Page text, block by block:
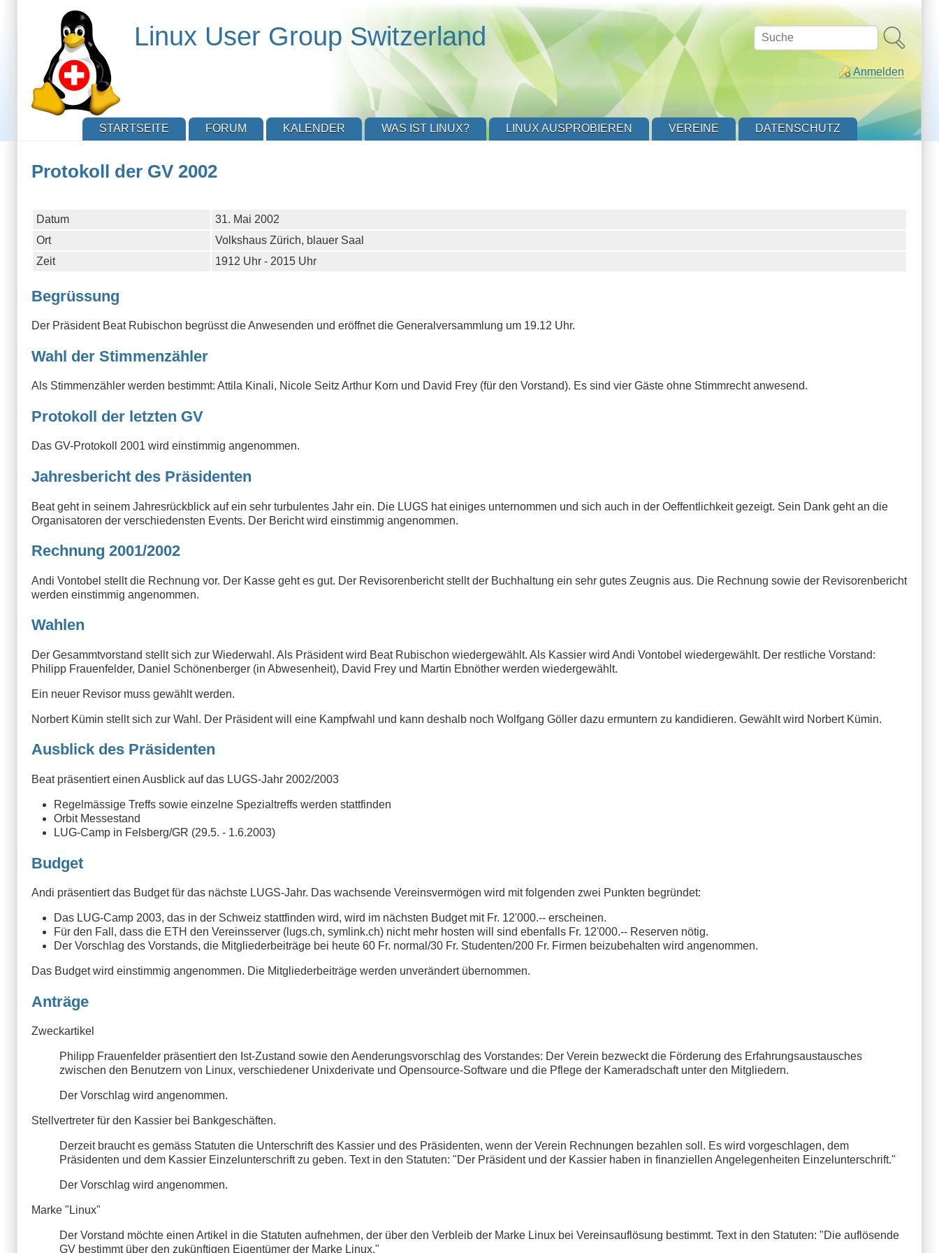
Suche
Anmelden
Linux User Group Switzerland
STARTSEITE FORUM KALENDER WAS IST LINUX? LINUX AUSPROBIEREN VEREINE DATENSCHUTZ
Protokoll der GV 2002
Datum
31. Mai 2002
Ort
Volkshaus Zürich, blauer Saal
Zeit
1912 Uhr - 2015 Uhr
Begrüssung
Der Präsident Beat Rubischon begrüsst die Anwesenden und eröffnet die Generalversammlung um 19.12 Uhr.
Wahl der Stimmenzähler
Als Stimmenzähler werden bestimmt: Attila Kinali, Nicole Seitz Arthur Korn und David Frey (für den Vorstand). Es sind vier Gäste ohne Stimmrecht anwesend.
Protokoll der letzten GV
Das GV-Protokoll 2001 wird einstimmig angenommen.
Jahresbericht des Präsidenten
Beat geht in seinem Jahresrückblick auf ein sehr turbulentes Jahr ein. Die LUGS hat einiges unternommen und sich auch in der Oeffentlichkeit gezeigt. Sein Dank geht an die
Organisatoren der verschiedensten Events. Der Bericht wird einstimmig angenommen.
Rechnung 2001/2002
Andi Vontobel stellt die Rechnung vor. Der Kasse geht es gut. Der Revisorenbericht stellt der Buchhaltung ein sehr gutes Zeugnis aus. Die Rechnung sowie der Revisorenbericht
werden einstimmig angenommen.
Wahlen
Der Gesammtvorstand stellt sich zur Wiederwahl. Als Präsident wird Beat Rubischon wiedergewählt. Als Kassier wird Andi Vontobel wiedergewählt. Der restliche Vorstand:
Philipp Frauenfelder, Daniel Schönenberger (in Abwesenheit), David Frey und Martin Ebnöther werden wiedergewählt.
Ein neuer Revisor muss gewählt werden.
Norbert Kümin stellt sich zur Wahl. Der Präsident will eine Kampfwahl und kann deshalb noch Wolfgang Göller dazu ermuntern zu kandidieren. Gewählt wird Norbert Kümin.
Ausblick des Präsidenten
Beat präsentiert einen Ausblick auf das LUGS-Jahr 2002/2003
Regelmässige Treffs sowie einzelne Spezialtreffs werden stattfinden
Orbit Messestand
LUG-Camp in Felsberg/GR (29.5. - 1.6.2003)
Budget
Andi präsentiert das Budget für das nächste LUGS-Jahr. Das wachsende Vereinsvermögen wird mit folgenden zwei Punkten begründet:
Das LUG-Camp 2003, das in der Schweiz stattfinden wird, wird im nächsten Budget mit Fr. 12'000.-- erscheinen.
Für den Fall, dass die ETH den Vereinsserver (lugs.ch, symlink.ch) nicht mehr hosten will sind ebenfalls Fr. 12'000.-- Reserven nötig.
Der Vorschlag des Vorstands, die Mitgliederbeiträge bei heute 60 Fr. normal/30 Fr. Studenten/200 Fr. Firmen beizubehalten wird angenommen.
Das Budget wird einstimmig angenommen. Die Mitgliederbeiträge werden unverändert übernommen.
Anträge
Zweckartikel
Philipp Frauenfelder präsentiert den Ist-Zustand sowie den Aenderungsvorschlag des Vorstandes: Der Verein bezweckt die Förderung des Erfahrungsaustausches
zwischen den Benutzern von Linux, verschiedener Unixderivate und Opensource-Software und die Pflege der Kameradschaft unter den Mitgliedern.
Der Vorschlag wird angenommen.
Stellvertreter für den Kassier bei Bankgeschäften.
Derzeit braucht es gemäss Statuten die Unterschrift des Kassier und des Präsidenten, wenn der Verein Rechnungen bezahlen soll. Es wird vorgeschlagen, dem
Präsidenten und dem Kassier Einzelunterschrift zu geben. Text in den Statuten: "Der Präsident und der Kassier haben in finanziellen Angelegenheiten Einzelunterschrift."
Der Vorschlag wird angenommen.
Marke "Linux"
Der Vorstand möchte einen Artikel in die Statuten aufnehmen, der über den Verbleib der Marke Linux bei Vereinsauflösung bestimmt. Text in den Statuten: "Die auflösende
GV bestimmt über den zukünftigen Eigentümer der Marke Linux."